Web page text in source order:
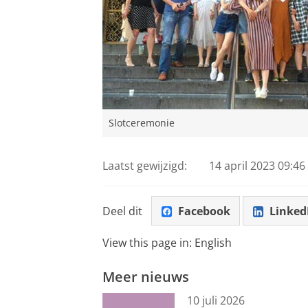
Slotceremonie
Laatst gewijzigd: 14 april 2023 09:46
Deel dit Facebook
View this page in: English
Meer nieuws
10 juli 2026